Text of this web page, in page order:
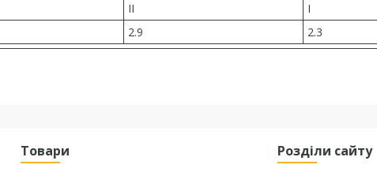
II
I
2.9 2.3
Товари Розділи сайту